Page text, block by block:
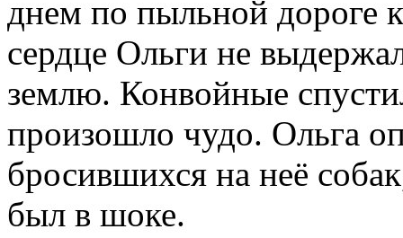
днем по пыльной дороге
сердце Ольги не
землю. Конвойные
произошло чудо. Ольга
бросившихся на неё
был в шоке.